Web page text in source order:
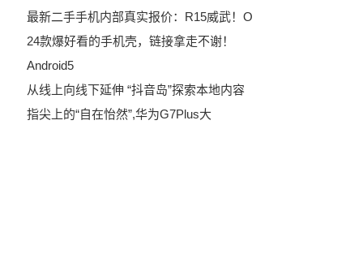
最新二手手机内部真实报价：R15威武！O
24款爆好看的手机壳，链接拿走不谢！
Android5
从线上向线下延伸 “抖音岛”探索本地内容
指尖上的“自在怡然”,华为G7Plus大